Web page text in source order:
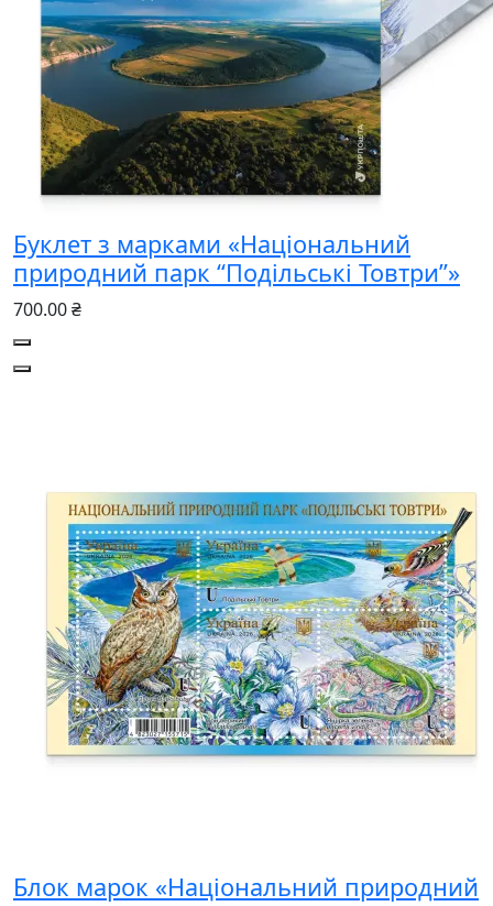
Буклет з марками «Національний
природний парк “Подільські Товтри”»
700.00 ₴
Блок марок «Національний природний